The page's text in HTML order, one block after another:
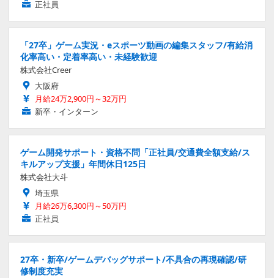
正社員
「27卒」ゲーム実況・eスポーツ動画の編集スタッフ/有給消
化率高い・定着率高い・未経験歓迎
株式会社Creer
大阪府
月給24万2,900円～32万円
新卒・インターン
ゲーム開発サポート・資格不問「正社員/交通費全額支給/ス
キルアップ支援」年間休日125日
株式会社大斗
埼玉県
月給26万6,300円～50万円
正社員
27卒・新卒/ゲームデバッグサポート/不具合の再現確認/研
修制度充実